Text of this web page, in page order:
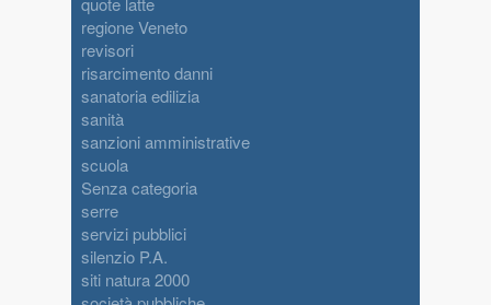
regione Veneto
revisori
risarcimento danni
sanatoria edilizia
sanità
sanzioni amministrative
scuola
Senza categoria
serre
servizi pubblici
silenzio P.A.
siti natura 2000